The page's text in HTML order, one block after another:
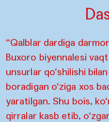
“Qalblar dardiga
Buxoro biyennalesi
unsurlar qo‘shilishi
boradigan o‘ziga xos
yaratilgan. Shu bois,
qirralar kasb etib,